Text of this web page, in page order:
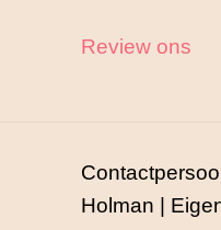
Review ons
Holman |